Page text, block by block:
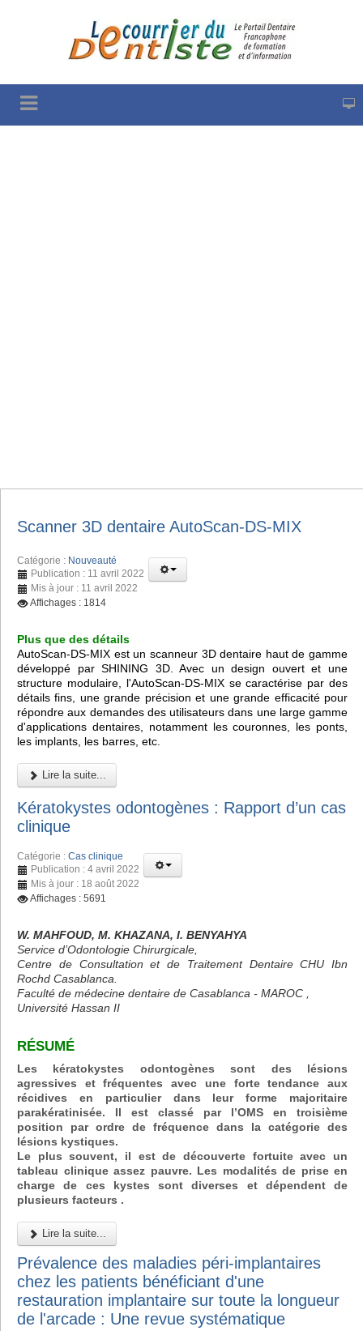
Scanner 3D dentaire AutoScan-DS-MIX
Catégorie : Nouveauté
Publication : 11 avril 2022
Mis à jour : 11 avril 2022
Affichages : 1814
Plus que des détails
AutoScan-DS-MIX est un scanneur 3D dentaire haut de gamme
développé par SHINING 3D. Avec un design ouvert et une
structure modulaire, l'AutoScan-DS-MIX se caractérise par des
détails fins, une grande précision et une grande efficacité pour
répondre aux demandes des utilisateurs dans une large gamme
d'applications dentaires, notamment les couronnes, les ponts,
les implants, les barres, etc.
Lire la suite...
Kératokystes odontogènes : Rapport d’un cas
clinique
Catégorie : Cas clinique
Publication : 4 avril 2022
Mis à jour : 18 août 2022
Affichages : 5691
W. MAHFOUD, M. KHAZANA, I. BENYAHYA
Service d’Odontologie Chirurgicale,
Centre de Consultation et de Traitement Dentaire CHU Ibn
Rochd Casablanca.
Faculté de médecine dentaire de Casablanca - MAROC ,
Université Hassan II
RÉSUMÉ
Les kératokystes odontogènes sont des lésions
agressives et fréquentes avec une forte tendance aux
récidives en particulier dans leur forme majoritaire
parakératinisée. Il est classé par l’OMS en troisième
position par ordre de fréquence dans la catégorie des
lésions kystiques.
Le plus souvent, il est de découverte fortuite avec un
tableau clinique assez pauvre. Les modalités de prise en
charge de ces kystes sont diverses et dépendent de
plusieurs facteurs .
Lire la suite...
Prévalence des maladies péri-implantaires
chez les patients bénéficiant d'une
restauration implantaire sur toute la longueur
de l'arcade : Une revue systématique